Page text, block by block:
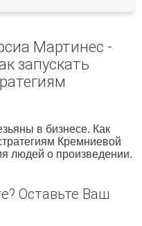
Мартинес -
запускать
в бизнесе. Как
Кремниевой
людей о произведении.
Оставьте Ваш